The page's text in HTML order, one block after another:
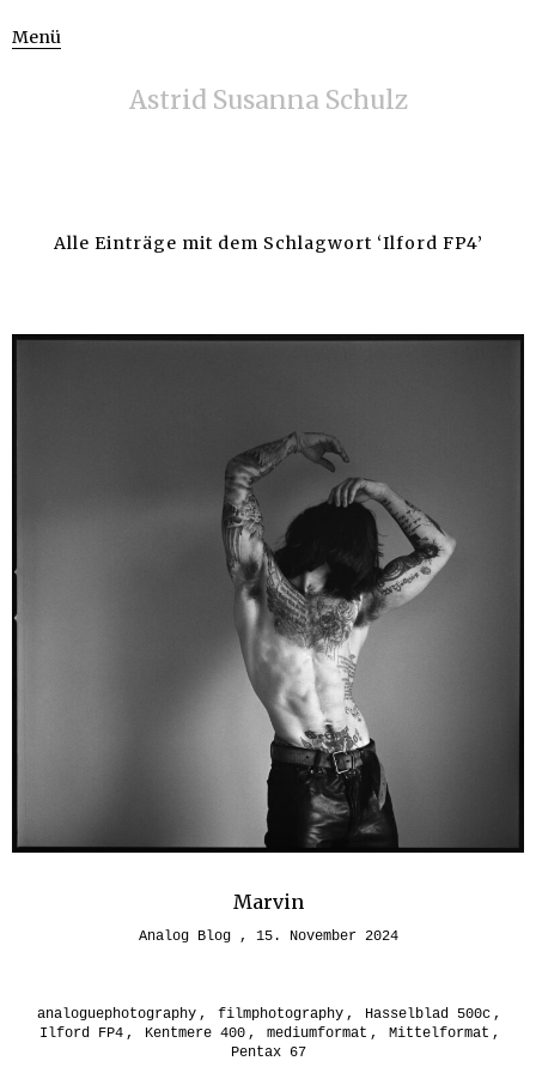
Menü
Astrid Susanna Schulz
Alle Einträge mit dem Schlagwort ‘Ilford FP4’
Marvin
Analog Blog 15. November 2024
analoguephotography , filmphotography , Hasselblad 500c ,
Ilford FP4 , Kentmere 400 , mediumformat , Mittelformat ,
Pentax 67